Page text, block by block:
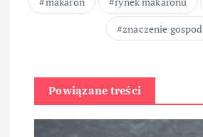
znaczenie gospod
Powiązane treści